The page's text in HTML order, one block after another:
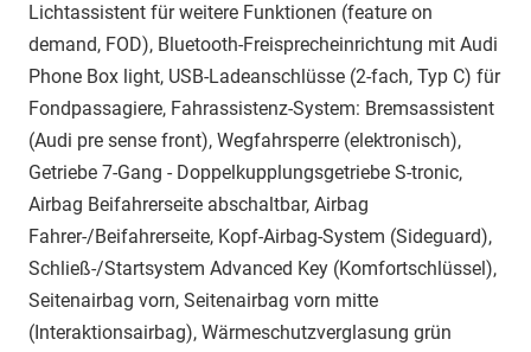
Lichtassistent für weitere Funktionen (feature on
demand, FOD), Bluetooth-Freisprecheinrichtung mit Audi
Phone Box light, USB-Ladeanschlüsse (2-fach, Typ C) für
Fondpassagiere, Fahrassistenz-System: Bremsassistent
(Audi pre sense front), Wegfahrsperre (elektronisch),
Getriebe 7-Gang - Doppelkupplungsgetriebe S-tronic,
Airbag Beifahrerseite abschaltbar, Airbag
Fahrer-/Beifahrerseite, Kopf-Airbag-System (Sideguard),
Schließ-/Startsystem Advanced Key (Komfortschlüssel),
Seitenairbag vorn, Seitenairbag vorn mitte
(Interaktionsairbag), Wärmeschutzverglasung grün